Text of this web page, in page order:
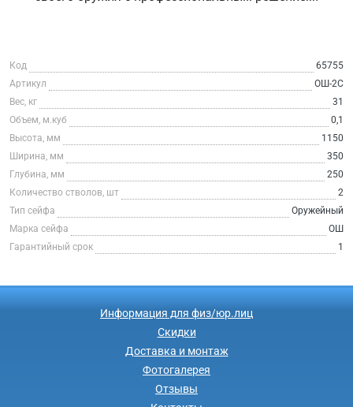
Код
65755
Артикул
ОШ-2С
Вес, кг
31
Объем, м.куб
0,1
Высота, мм
1150
Ширина, мм
350
Глубина, мм
250
Количество стволов, шт
2
Тип сейфа
Оружейный
Марка сейфа
ОШ
Гарантийный срок
1
Информация для физ/юр.лиц
Скидки
Доставка и монтаж
Фотогалерея
Отзывы